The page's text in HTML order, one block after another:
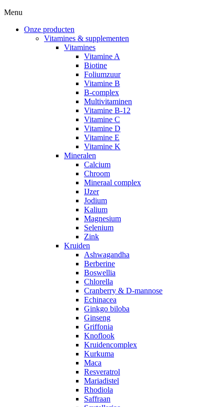
Menu
Onze producten
Vitamines & supplementen
Vitamines
Vitamine A
Biotine
Foliumzuur
Vitamine B
B-complex
Multivitaminen
Vitamine B-12
Vitamine C
Vitamine D
Vitamine E
Vitamine K
Mineralen
Calcium
Chroom
Mineraal complex
IJzer
Jodium
Kalium
Magnesium
Selenium
Zink
Kruiden
Ashwagandha
Berberine
Boswellia
Chlorella
Cranberry & D-mannose
Echinacea
Ginkgo biloba
Ginseng
Griffonia
Knoflook
Kruidencomplex
Kurkuma
Maca
Resveratrol
Mariadistel
Rhodiola
Saffraan